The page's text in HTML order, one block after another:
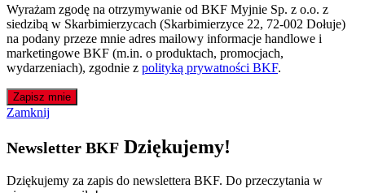
Wyrażam zgodę na otrzymywanie od BKF Myjnie Sp. z o.o. z
siedzibą w Skarbimierzycach (Skarbimierzyce 22, 72-002 Dołuje)
na podany przeze mnie adres mailowy informacje handlowe i
marketingowe BKF (m.in. o produktach, promocjach,
wydarzeniach), zgodnie z polityką prywatności BKF.
Zapisz mnie
Zamknij
Newsletter BKF Dziękujemy!
Dziękujemy za zapis do newslettera BKF. Do przeczytania w